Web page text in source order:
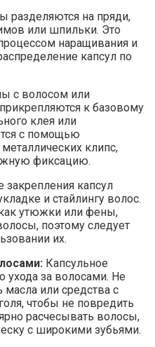
разделяются на пряди,
или шпильки. Это
наращивания и
капсул по
с волосом или
к базовому
клея или
с помощью
клипс,
фиксацию.
закрепления капсул
и стайлингу волос.
утюжки или фены,
поэтому следует
их.
Капсульное
ухода за волосами. Не
масла или средства с
чтобы не повредить
расчесывать волосы,
с широкими зубьями.